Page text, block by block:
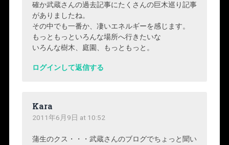
確か武蔵さんの過去記事にたくさんの巨木巡り記事
がありましたね。
その中でも一番か、凄いエネルギーを感じます。
もっともっといろんな場所へ行きたいな
いろんな樹木、庭園、もっともっと。
ログインして返信する
Kara
2011年6月9日 at 10:52
蒲生のクス・・・武蔵さんのブログでちょっと聞い